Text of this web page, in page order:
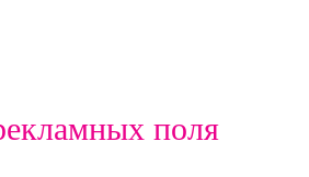
поля